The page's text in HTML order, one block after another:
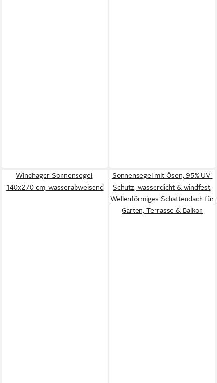
Windhager Sonnensegel,
140x270 cm, wasserabweisend
Sonnensegel mit Ösen, 95% UV-
Schutz, wasserdicht & windfest,
Wellenförmiges Schattendach für
Garten, Terrasse & Balkon